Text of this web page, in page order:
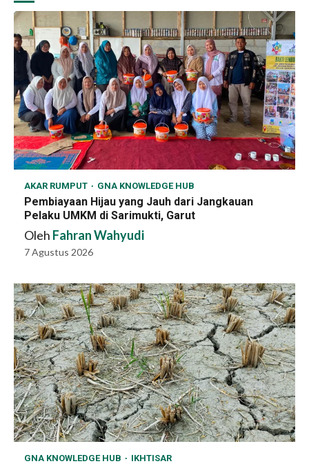
AKAR RUMPUT GNA KNOWLEDGE HUB
Pembiayaan Hijau yang Jauh dari Jangkauan
Pelaku UMKM di Sarimukti, Garut
Oleh Fahran Wahyudi
7 Agustus 2026
GNA KNOWLEDGE HUB IKHTISAR